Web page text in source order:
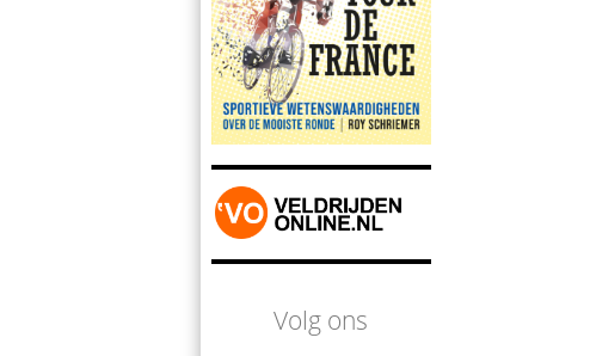
Volg ons